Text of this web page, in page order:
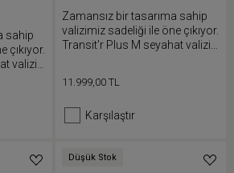
sahip
çıkıyor.
valizi
için
Zamansız bir tasarıma sahip
valizimiz sadeliği ile öne çıkıyor.
Transit'r Plus M seyahat valizi
dayanıklı tekerlek tasarımına
11.999,00 TL
Karşılaştır
Düşük Stok